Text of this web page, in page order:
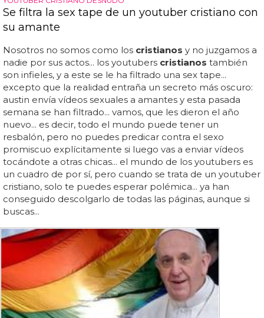
Se filtra la sex tape de un youtuber cristiano con
su amante
Nosotros no somos como los cristianos y no juzgamos a
nadie por sus actos... los youtubers cristianos también
son infieles, y a este se le ha filtrado una sex tape...
excepto que la realidad entraña un secreto más oscuro:
austin envía vídeos sexuales a amantes y esta pasada
semana se han filtrado... vamos, que les dieron el año
nuevo... es decir, todo el mundo puede tener un
resbalón, pero no puedes predicar contra el sexo
promiscuo explícitamente si luego vas a enviar vídeos
tocándote a otras chicas... el mundo de los youtubers es
un cuadro de por sí, pero cuando se trata de un youtuber
cristiano, solo te puedes esperar polémica... ya han
conseguido descolgarlo de todas las páginas, aunque si
buscas...